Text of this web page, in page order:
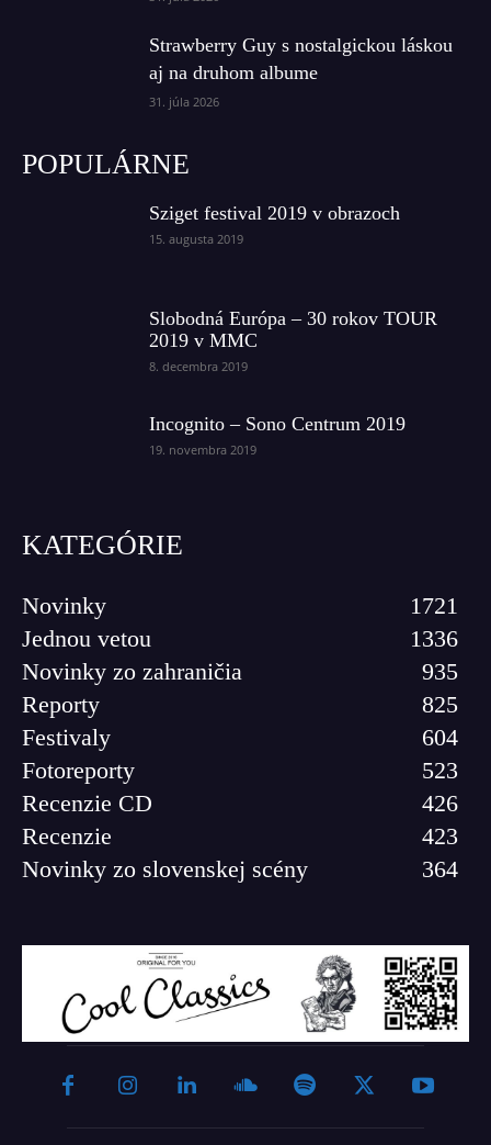
Strawberry Guy s nostalgickou láskou
aj na druhom albume
31. júla 2026
POPULÁRNE
Sziget festival 2019 v obrazoch
15. augusta 2019
Slobodná Európa – 30 rokov TOUR
2019 v MMC
8. decembra 2019
Incognito – Sono Centrum 2019
19. novembra 2019
KATEGÓRIE
Novinky
1721
Jednou vetou
1336
Novinky zo zahraničia
935
Reporty
825
Festivaly
604
Fotoreporty
523
Recenzie CD
426
Recenzie
423
Novinky zo slovenskej scény
364